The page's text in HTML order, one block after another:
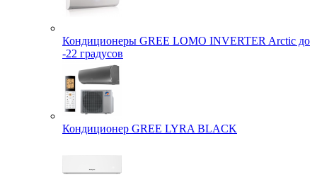
Кондиционеры GREE LOMO INVERTER Arctic до
-22 градусов
Кондиционер GREE LYRA BLACK